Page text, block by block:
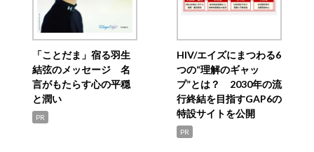
「ことだま」宿る羽生
結弦のメッセージ 名
言がもたらす心の平穏
と潤い
PR
HIV/エイズにまつわる6
つの“理解のギャッ
プ”とは？ 2030年の流
行終結を目指すGAP6の
特設サイトを公開
PR